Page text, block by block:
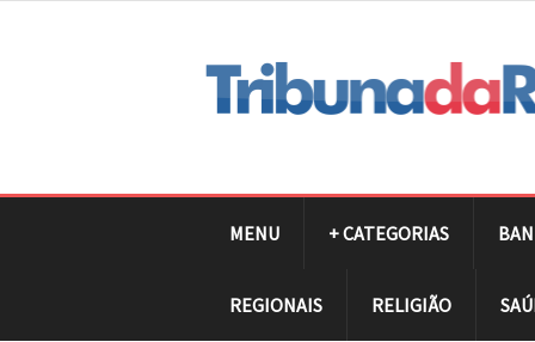
MENU + CATEGORIAS
REGIONAIS RELIGIÃO